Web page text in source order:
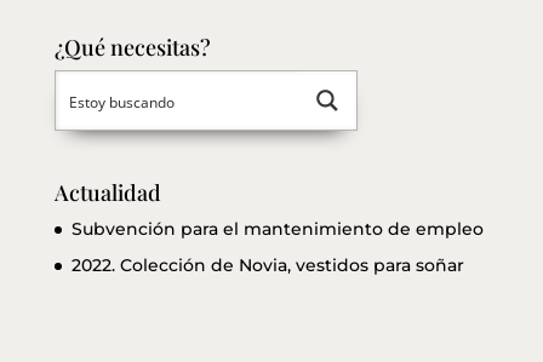
¿Qué necesitas?
Actualidad
Subvención para el mantenimiento de empleo
2022. Colección de Novia, vestidos para soñar